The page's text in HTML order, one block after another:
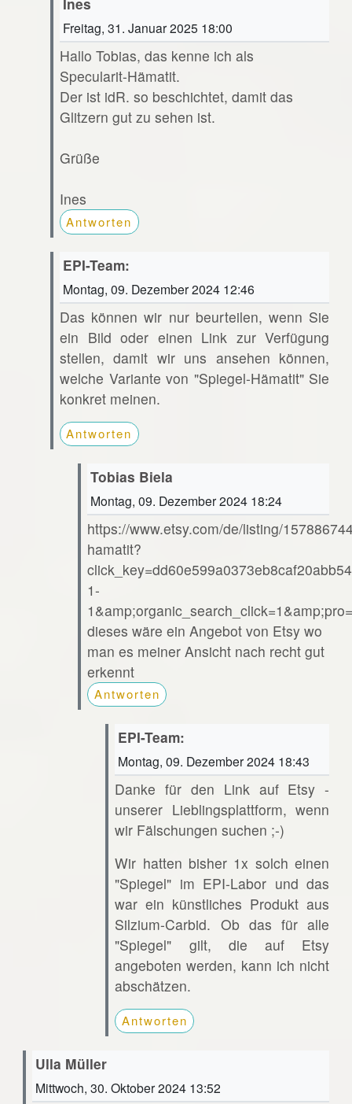
Freitag, 31. Januar 2025 18:00
Hallo Tobias, das kenne ich als
Specularit-Hämatit.
Der ist idR. so beschichtet, damit das
Glitzern gut zu sehen ist.
Grüße
Ines
Antworten
EPI-Team:
Montag, 09. Dezember 2024 12:46
Das können wir nur beurteilen, wenn Sie
ein Bild oder einen Link zur Verfügung
stellen, damit wir uns ansehen können,
welche Variante von "Spiegel-Hämatit" Sie
konkret meinen.
Antworten
Tobias Biela
Montag, 09. Dezember 2024 18:24
https://www.etsy.com/de/listing/
hamatit?
1-
dieses wäre ein Angebot von Etsy wo
man es meiner Ansicht nach recht gut
erkennt
Antworten
EPI-Team:
Montag, 09. Dezember 2024 18:43
Danke für den Link auf Etsy -
unserer Lieblingsplattform, wenn
wir Fälschungen suchen ;-)
Wir hatten bisher 1x solch einen
"Spiegel" im EPI-Labor und das
war ein künstliches Produkt aus
Silzium-Carbid. Ob das für alle
"Spiegel" gilt, die auf Etsy
angeboten werden, kann ich nicht
abschätzen.
Antworten
Ulla Müller
Mittwoch, 30. Oktober 2024 13:52